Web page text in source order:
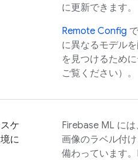
に更新できます。
Remote Config で
に異なるモデル
を見つけるため
ご覧ください）。
ケ
に
Firebase ML には
画像のラベル付
備わっています。